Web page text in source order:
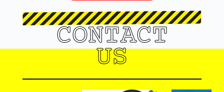
CONTACT
US